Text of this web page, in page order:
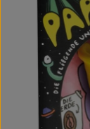
Obst &
Getränke
Frühstück